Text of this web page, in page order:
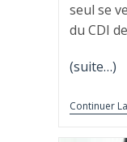
seul se
du CDI
(suite…)
Continuer